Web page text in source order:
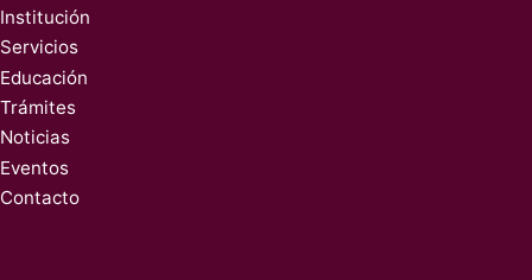
Institución
Servicios
Educación
Trámites
Noticias
Eventos
Contacto